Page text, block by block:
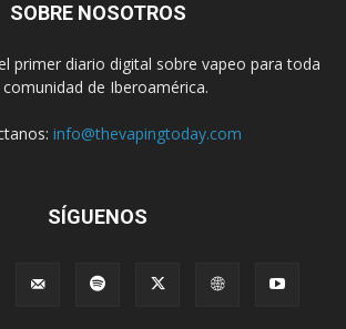
SOBRE NOSOTROS
primer diario digital sobre vapeo para toda
comunidad de Iberoamérica.
info@thevapingtoday.com
SÍGUENOS